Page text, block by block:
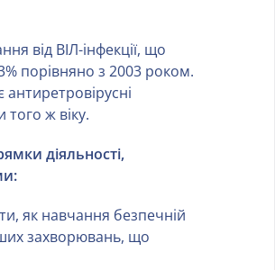
від ВІЛ-інфекції, що
порівняно з 2003 роком.
того ж віку.
діяльності,
як навчання безпечній
захворювань, що